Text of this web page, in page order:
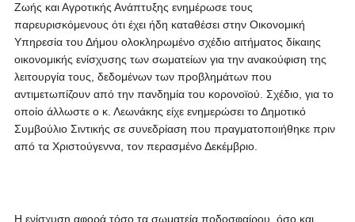
Ζωής και Αγροτικής Ανάπτυξης ενημέρωσε τους
παρευρισκόμενους ότι έχει ήδη καταθέσει στην Οικονομική
Υπηρεσία του Δήμου ολοκληρωμένο σχέδιο αιτήματος δίκαιης
οικονομικής ενίσχυσης των σωματείων για την ανακούφιση της
λειτουργία τους, δεδομένων των προβλημάτων που
αντιμετωπίζουν από την πανδημία του κορονοϊού. Σχέδιο, για το
οποίο άλλωστε ο κ. Λεωνάκης είχε ενημερώσει το Δημοτικό
Συμβούλιο Σιντικής σε συνεδρίαση που πραγματοποιήθηκε πριν
από τα Χριστούγεννα, τον περασμένο Δεκέμβριο.
Η ενίσχυση αφορά τόσο τα σωματεία ποδοσφαίρου, όσο και